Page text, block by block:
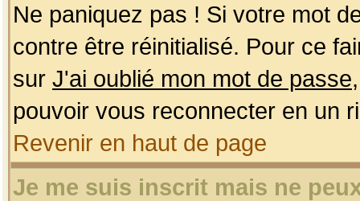
Ne paniquez pas ! Si votre mot
contre être réinitialisé. Pour ce
sur J'ai oublié mon mot de passe
pouvoir vous reconnecter en un
Revenir en haut de page
Je me suis inscrit mais ne